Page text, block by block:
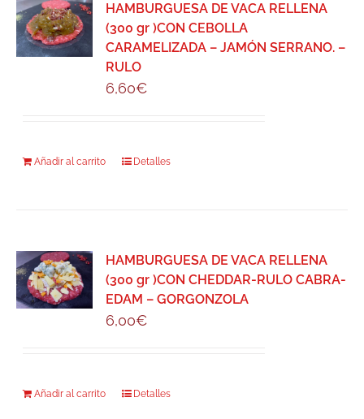
HAMBURGUESA DE VACA RELLENA
(300 gr )CON CEBOLLA
CARAMELIZADA – JAMÓN SERRANO. –
RULO
6,60€
Añadir al carrito Detalles
HAMBURGUESA DE VACA RELLENA
(300 gr )CON CHEDDAR-RULO CABRA-
EDAM – GORGONZOLA
6,00€
Añadir al carrito Detalles